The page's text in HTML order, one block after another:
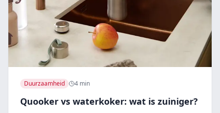
Duurzaamheid 4 min
Quooker vs waterkoker: wat is zuiniger?